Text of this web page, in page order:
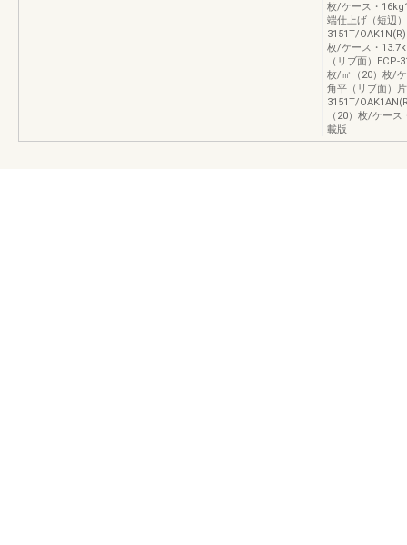
枚/ケース・
端仕上げ（短辺
3151T/
枚/ケース・
（リブ面）
枚/㎡（20）枚/
角平（リブ面）
3151T/
（20）枚/ケー
載版